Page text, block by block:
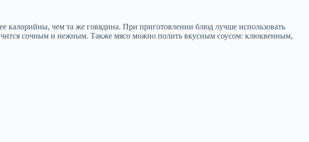
калорийны, чем та же говядина. При приготовлении блюд лучше использовать
сочным и нежным. Также мясо можно полить вкусным соусом: клюквенным,